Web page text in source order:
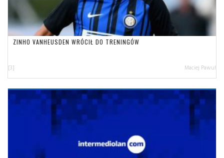
ZINHO VANHEUSDEN WRÓCIŁ DO TRENINGÓW
[3] Maciej Pawul